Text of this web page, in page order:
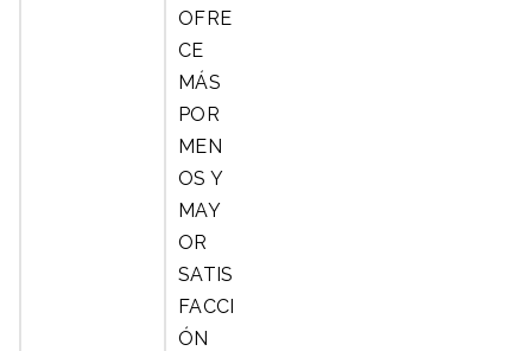
OFRE
CE
MÁS
POR
MEN
OS Y
MAY
OR
SATIS
FACCI
ÓN